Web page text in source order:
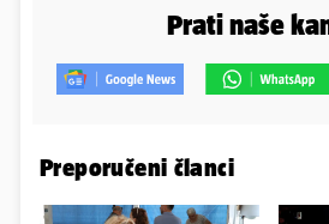
Prati naše
Preporučeni članci